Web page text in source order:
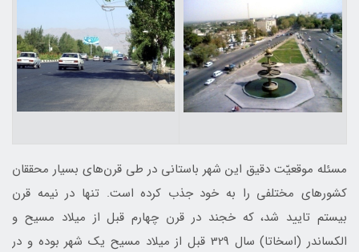
مسئله موقعيّت دقيق اين شهر باستانی در طی قرن‌های بسيار محققان
كشورهای مختلفی را به خود جذب كرده است. تنها در نيمه قرن
بيستم تاييد شد، كه خجند در قرن چهارم قبل از ميلاد مسيح و
الكساندر (اسخاتا) سال 329 قبل از ميلاد مسيح يك شهر بوده و در